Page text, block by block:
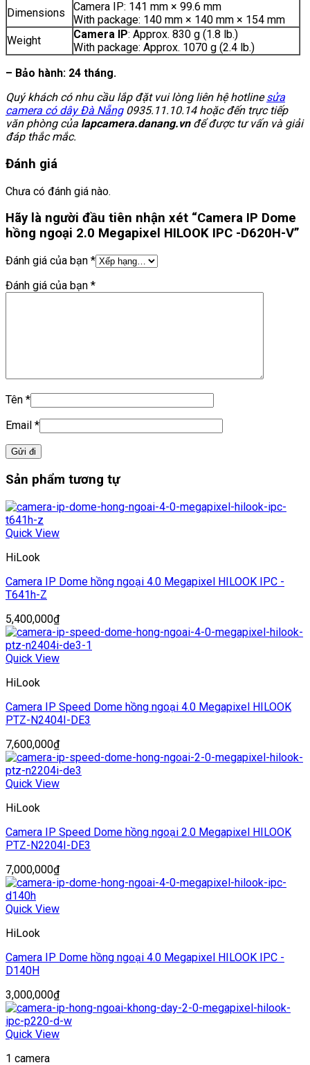
Dimensions
Camera IP: 141 mm × 99.6 mm
With package: 140 mm × 140 mm × 154 mm
Weight
Camera IP: Approx. 830 g (1.8 lb.)
With package: Approx. 1070 g (2.4 lb.)
– Bảo hành: 24 tháng.
Quý khách có nhu cầu lắp đặt vui lòng liên hệ hotlinesửa
camera có dây Đà Nẵng0935.11.10.14 hoặc đến trực tiếp
văn phòng của lapcamera.danang.vnđể được tư vấn và giải
đáp thắc mắc.
Đánh giá
Chưa có đánh giá nào.
Hãy là người đầu tiên nhận xét “Camera IP Dome
hồng ngoại 2.0 Megapixel HILOOK IPC -D620H-V”
Đánh giá của bạn *
Đánh giá của bạn *
Tên *
Email *
Sản phẩm tương tự
Quick View
HiLook
Camera IP Dome hồng ngoại 4.0 Megapixel HILOOK IPC -
T641h-Z
5,400,000₫
Quick View
HiLook
Camera IP Speed Dome hồng ngoại 4.0 Megapixel HILOOK
PTZ-N2404I-DE3
7,600,000₫
Quick View
HiLook
Camera IP Speed Dome hồng ngoại 2.0 Megapixel HILOOK
PTZ-N2204I-DE3
7,000,000₫
Quick View
HiLook
Camera IP Dome hồng ngoại 4.0 Megapixel HILOOK IPC -
D140H
3,000,000₫
Quick View
1 camera